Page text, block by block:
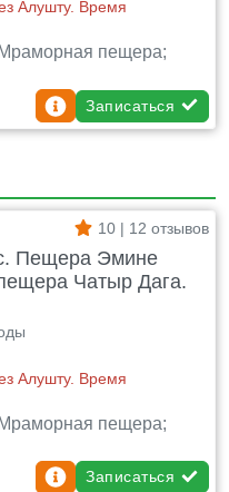
Алушту. Время
пещера;
Записаться
10 | 12 отзывов
Пещера Эмине
Чатыр Дага.
Алушту. Время
пещера;
Записаться